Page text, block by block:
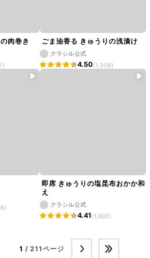
肉巻き ごま油香る きゅうりの浅漬け
クラシル公式
4.50(1,308)
即席 きゅうりの塩昆布おかか和
え
クラシル公式
4.41(1,692)
1 / 211ページ